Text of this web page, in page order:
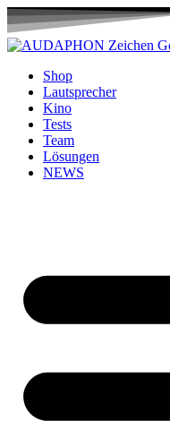
Shop
Lautsprecher
Kino
Tests
Team
Lösungen
NEWS